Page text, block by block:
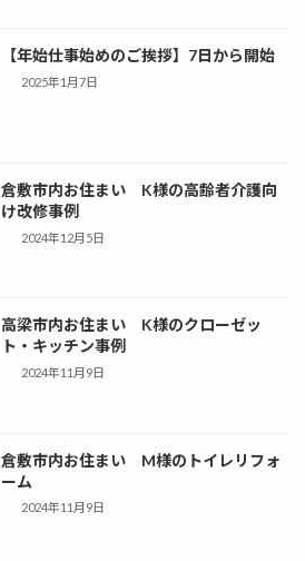
【年始仕事始めのご挨拶】7日から開始
2025年1月7日
倉敷市内お住まい K様の高齢者介護向
け改修事例
2024年12月5日
高梁市内お住まい K様のクローゼッ
ト・キッチン事例
2024年11月9日
倉敷市内お住まい M様のトイレリフォ
ーム
2024年11月9日